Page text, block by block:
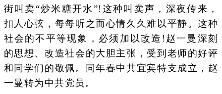
街叫卖“炒米糖开水”!这种叫卖声，深夜传来，
扣人心弦，每每听之而心情久久难以平静。这种
社会的不平等现象，必须加以改造!赵一曼深刻
的思想、改造社会的大胆主张，受到老师的好评
和同学们的敬佩。同年春中共宜宾特支成立，赵
一曼转为中共党员。